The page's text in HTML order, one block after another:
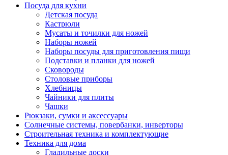
Посуда для кухни
Детская посуда
Кастрюли
Мусаты и точилки для ножей
Наборы ножей
Наборы посуды для приготовления пищи
Подставки и планки для ножей
Сковороды
Столовые приборы
Хлебницы
Чайники для плиты
Чашки
Рюкзаки, сумки и аксессуары
Солнечные системы, повербанки, инверторы
Строительная техника и комплектующие
Техника для дома
Гладильные доски